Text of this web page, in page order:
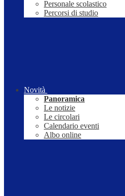
Personale scolastico
Percorsi di studio
Novità
Panoramica
Le notizie
Le circolari
Calendario eventi
Albo online